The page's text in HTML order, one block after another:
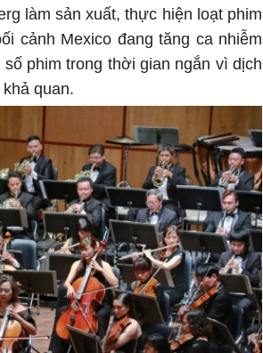
làm sản xuất, thực hiện loạt phim
cảnh Mexico đang tăng ca nhiễm
phim trong thời gian ngắn vì dịch
quan.